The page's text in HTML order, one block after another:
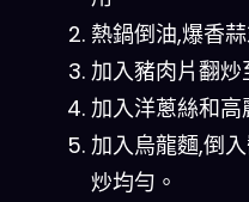
熱鍋倒油,爆香蒜
加入豬肉片翻炒
加入洋蔥絲和高
加入烏龍麵,倒
炒均勻。